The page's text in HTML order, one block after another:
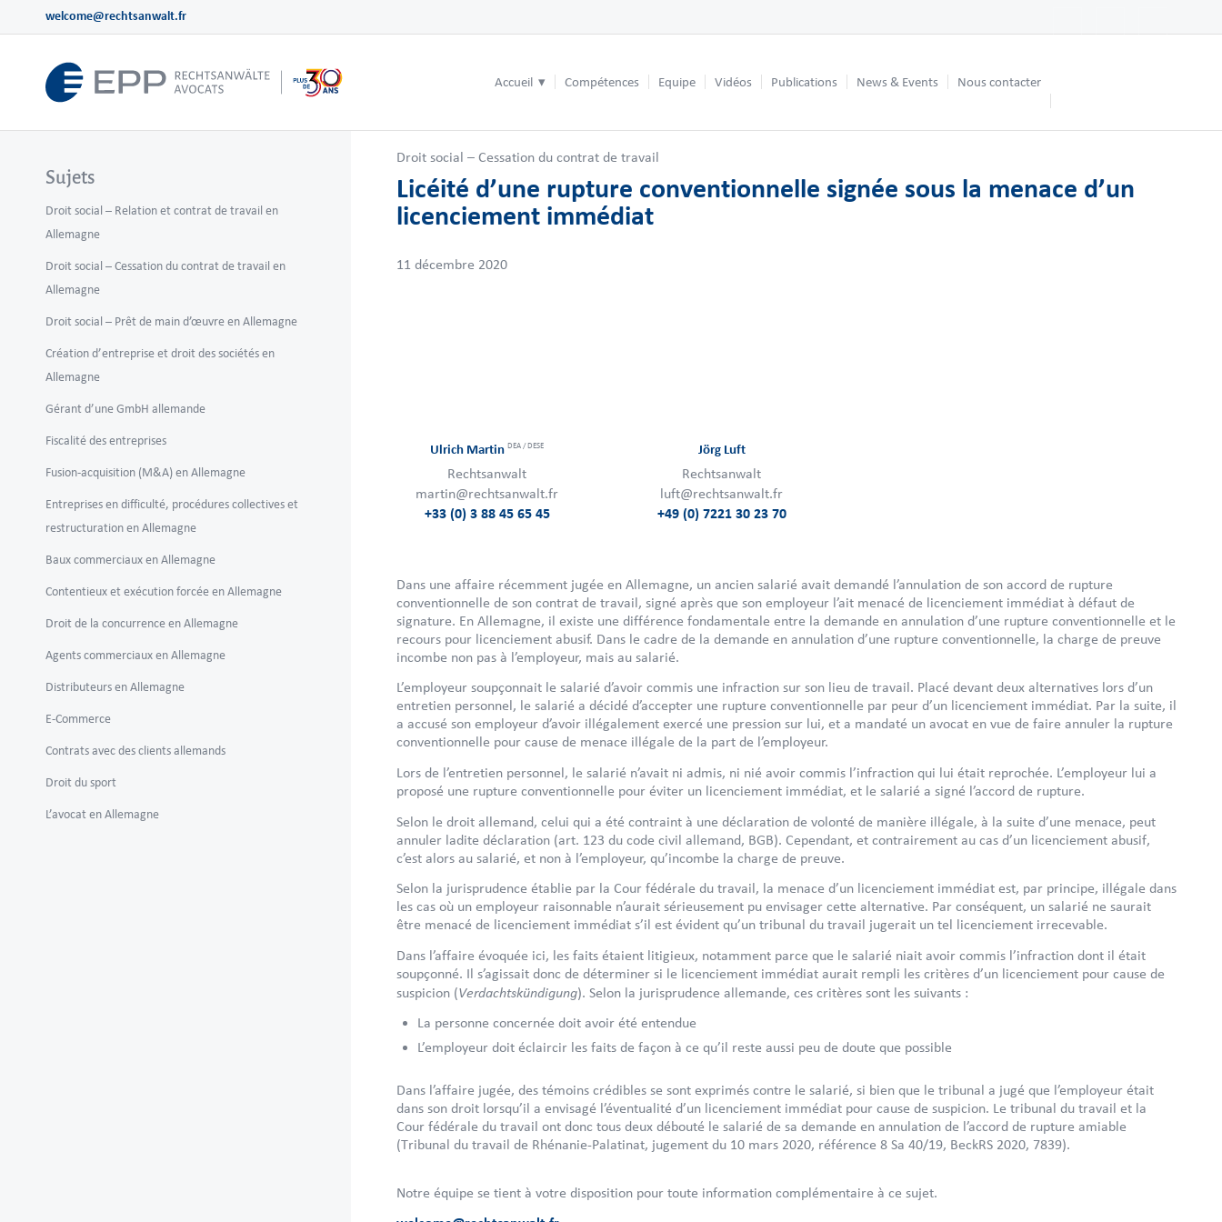
welcome@rechtsanwalt.fr
Accueil Compétences Equipe Vidéos Publications News & Events Nous contacter
Droit social – Cessation du contrat de travail
Licéité d’une rupture conventionnelle signée sous la menace d’un
licenciement immédiat
11 décembre 2020
Ulrich MartinDEA / DESE
Rechtsanwalt
martin@rechtsanwalt.fr
+33 (0) 3 88 45 65 45
Jörg Luft
Rechtsanwalt
luft@rechtsanwalt.fr
+49 (0) 7221 30 23 70
Dans une affaire récemment jugée en Allemagne, un ancien salarié avait demandé l’annulation de son accord de rupture
conventionnelle de son contrat de travail, signé après que son employeur l’ait menacé de licenciement immédiat à défaut de
signature. En Allemagne, il existe une différence fondamentale entre la demande en annulation d’une rupture conventionnelle et le
recours pour licenciement abusif. Dans le cadre de la demande en annulation d’une rupture conventionnelle, la charge de preuve
incombe non pas à l’employeur, mais au salarié.
L’employeur soupçonnait le salarié d’avoir commis une infraction sur son lieu de travail. Placé devant deux alternatives lors d’un
entretien personnel, le salarié a décidé d’accepter une rupture conventionnelle par peur d’un licenciement immédiat. Par la suite, il
a accusé son employeur d’avoir illégalement exercé une pression sur lui, et a mandaté un avocat en vue de faire annuler la rupture
conventionnelle pour cause de menace illégale de la part de l’employeur.
Lors de l’entretien personnel, le salarié n’avait ni admis, ni nié avoir commis l’infraction qui lui était reprochée. L’employeur lui a
proposé une rupture conventionnelle pour éviter un licenciement immédiat, et le salarié a signé l’accord de rupture.
Selon le droit allemand, celui qui a été contraint à une déclaration de volonté de manière illégale, à la suite d’une menace, peut
annuler ladite déclaration (art. 123 du code civil allemand, BGB). Cependant, et contrairement au cas d’un licenciement abusif,
c’est alors au salarié, et non à l’employeur, qu’incombe la charge de preuve.
Selon la jurisprudence établie par la Cour fédérale du travail, la menace d’un licenciement immédiat est, par principe, illégale dans
les cas où un employeur raisonnable n’aurait sérieusement pu envisager cette alternative. Par conséquent, un salarié ne saurait
être menacé de licenciement immédiat s’il est évident qu’un tribunal du travail jugerait un tel licenciement irrecevable.
Dans l’affaire évoquée ici, les faits étaient litigieux, notamment parce que le salarié niait avoir commis l’infraction dont il était
soupçonné. Il s’agissait donc de déterminer si le licenciement immédiat aurait rempli les critères d’un licenciement pour cause de
suspicion (Verdachtskündigung). Selon la jurisprudence allemande, ces critères sont les suivants :
La personne concernée doit avoir été entendue
L’employeur doit éclaircir les faits de façon à ce qu’il reste aussi peu de doute que possible
Dans l’affaire jugée, des témoins crédibles se sont exprimés contre le salarié, si bien que le tribunal a jugé que l’employeur était
dans son droit lorsqu’il a envisagé l’éventualité d’un licenciement immédiat pour cause de suspicion. Le tribunal du travail et la
Cour fédérale du travail ont donc tous deux débouté le salarié de sa demande en annulation de l’accord de rupture amiable
(Tribunal du travail de Rhénanie-Palatinat, jugement du 10 mars 2020, référence 8 Sa 40/19, BeckRS 2020, 7839).
Notre équipe se tient à votre disposition pour toute information complémentaire à ce sujet.
Sujets
Droit social – Relation et contrat de travail en
Allemagne
Droit social – Cessation du contrat de travail en
Allemagne
Droit social – Prêt de main d’œuvre en Allemagne
Création d’entreprise et droit des sociétés en
Allemagne
Gérant d’une GmbH allemande
Fiscalité des entreprises
Fusion-acquisition (M&A) en Allemagne
Entreprises en difficulté, procédures collectives et
restructuration en Allemagne
Baux commerciaux en Allemagne
Contentieux et exécution forcée en Allemagne
Droit de la concurrence en Allemagne
Agents commerciaux en Allemagne
Distributeurs en Allemagne
E-Commerce
Contrats avec des clients allemands
Droit du sport
L’avocat en Allemagne